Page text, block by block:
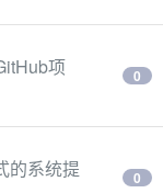
项
0
的系统提
0